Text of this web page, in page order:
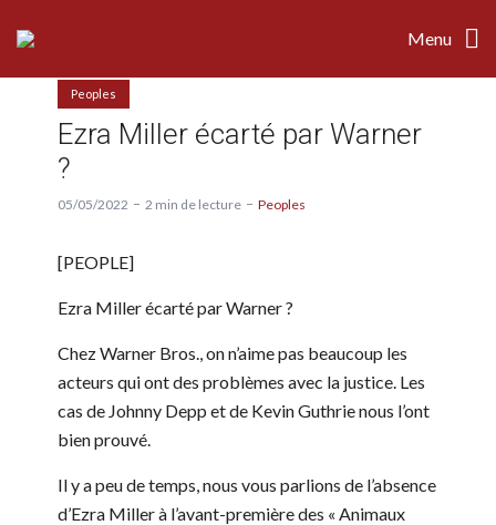
Menu
Peoples
Ezra Miller écarté par Warner
?
05/05/2022 2 min de lecture Peoples
[PEOPLE]
Ezra Miller écarté par Warner ?
Chez Warner Bros., on n’aime pas beaucoup les
acteurs qui ont des problèmes avec la justice. Les
cas de Johnny Depp et de Kevin Guthrie nous l’ont
bien prouvé.
Il y a peu de temps, nous vous parlions de l’absence
d’Ezra Miller à l’avant-première des « Animaux